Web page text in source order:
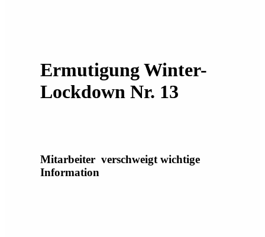
Ermutigung Winter-
Lockdown Nr. 13
Mitarbeiter verschweigt wichtige
Information